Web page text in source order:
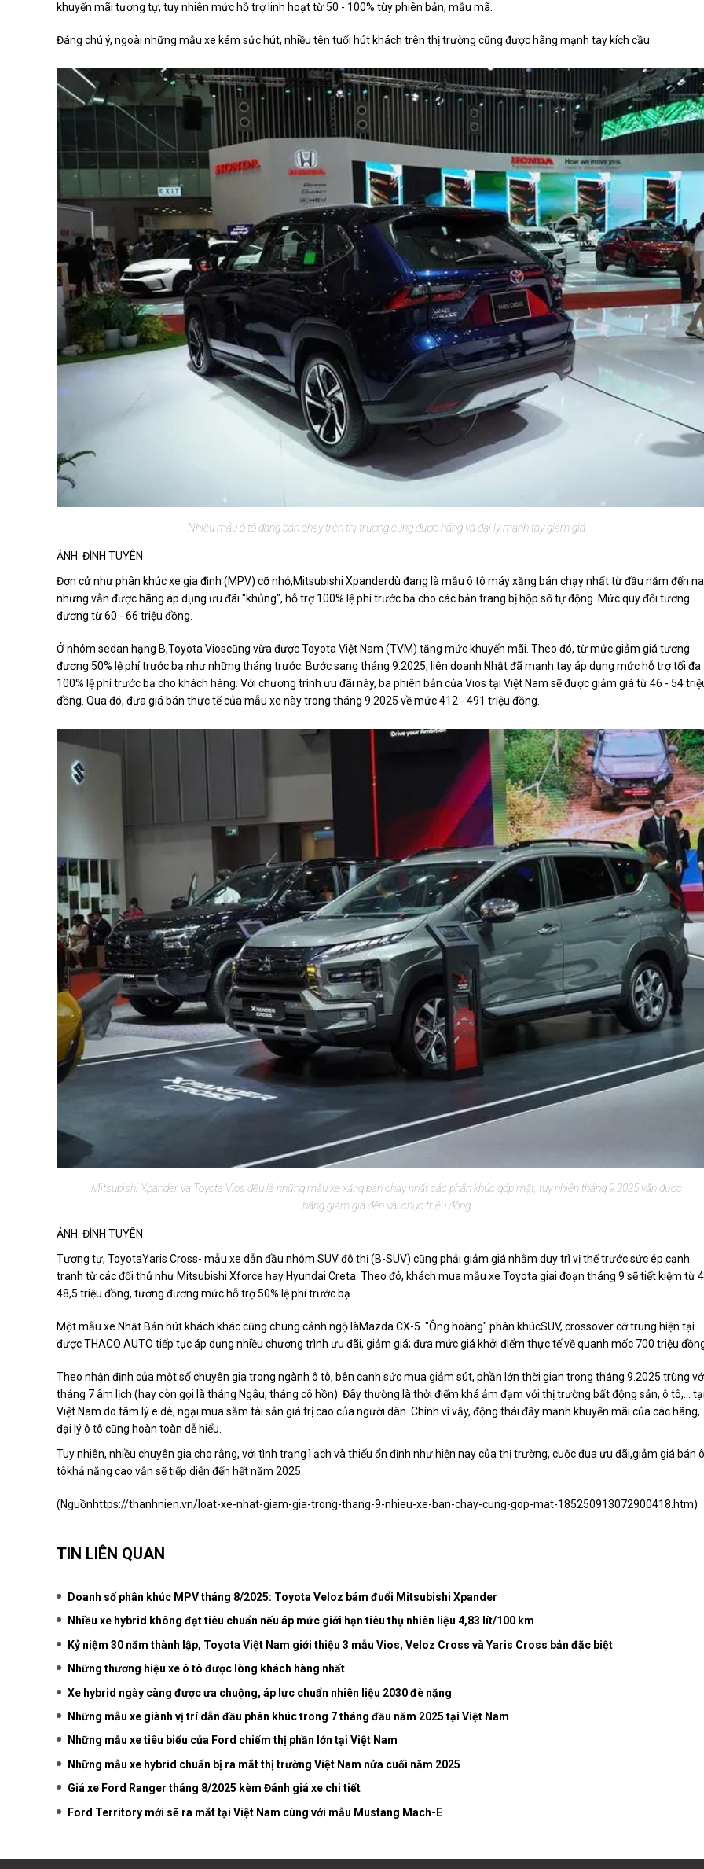
khuyến mãi tương tự, tuy nhiên mức hỗ trợ linh hoạt từ 50 - 100% tùy phiên bản, mẫu mã.
Đáng chú ý, ngoài những mẫu xe kém sức hút, nhiều tên tuổi hút khách trên thị trường cũng được hãng mạnh tay kích cầu.
Nhiều mẫu ô tô đang bán chạy trên thị trường cũng được hãng và đại lý mạnh tay giảm giá
ẢNH: ĐÌNH TUYÊN
Đơn cử như phân khúc xe gia đình (MPV) cỡ nhỏ,Mitsubishi Xpanderdù đang là mẫu ô tô máy xăng bán chạy nhất từ đầu năm đến
nhưng vẫn được hãng áp dụng ưu đãi "khủng", hỗ trợ 100% lệ phí trước bạ cho các bản trang bị hộp số tự động. Mức quy đổi tương
đương từ 60 - 66 triệu đồng.
Ở nhóm sedan hạng B,Toyota Vioscũng vừa được Toyota Việt Nam (TVM) tăng mức khuyến mãi. Theo đó, từ mức giảm giá tương
đương 50% lệ phí trước bạ như những tháng trước. Bước sang tháng 9.2025, liên doanh Nhật đã mạnh tay áp dụng mức hỗ trợ tối đa
100% lệ phí trước bạ cho khách hàng. Với chương trình ưu đãi này, ba phiên bản của Vios tại Việt Nam sẽ được giảm giá từ 46 - 54
đồng. Qua đó, đưa giá bán thực tế của mẫu xe này trong tháng 9.2025 về mức 412 - 491 triệu đồng.
Mitsubishi Xpander và Toyota Vios đều là những mẫu xe xăng bán chạy nhất các phân khúc góp mặt, tuy nhiên tháng 9.2025 vẫn được
hãng giảm giá đến vài chục triệu đồng
ẢNH: ĐÌNH TUYÊN
Tương tự, ToyotaYaris Cross- mẫu xe dẫn đầu nhóm SUV đô thị (B-SUV) cũng phải giảm giá nhằm duy trì vị thế trước sức ép cạnh
tranh từ các đối thủ như Mitsubishi Xforce hay Hyundai Creta. Theo đó, khách mua mẫu xe Toyota giai đoạn tháng 9 sẽ tiết kiệm từ
48,5 triệu đồng, tương đương mức hỗ trợ 50% lệ phí trước bạ.
Một mẫu xe Nhật Bản hút khách khác cũng chung cảnh ngộ làMazda CX-5. "Ông hoàng" phân khúcSUV, crossover cỡ trung hiện tại
được THACO AUTO tiếp tục áp dụng nhiều chương trình ưu đãi, giảm giá; đưa mức giá khởi điểm thực tế về quanh mốc 700 triệu
Theo nhận định của một số chuyên gia trong ngành ô tô, bên cạnh sức mua giảm sút, phần lớn thời gian trong tháng 9.2025 trùng
tháng 7 âm lịch (hay còn gọi là tháng Ngâu, tháng cô hồn). Đây thường là thời điểm khá ảm đạm với thị trường bất động sản, ô tô,…
Việt Nam do tâm lý e dè, ngại mua sắm tài sản giá trị cao của người dân. Chính vì vậy, động thái đẩy mạnh khuyến mãi của các hãng,
đại lý ô tô cũng hoàn toàn dễ hiểu.
Tuy nhiên, nhiều chuyên gia cho rằng, với tình trạng ì ạch và thiếu ổn định như hiện nay của thị trường, cuộc đua ưu đãi,giảm giá bán ô
tôkhả năng cao vẫn sẽ tiếp diễn đến hết năm 2025.
(Nguồnhttps://thanhnien.vn/loat-xe-nhat-giam-gia-trong-thang-9-nhieu-xe-ban-chay-cung-gop-mat-185250913072900418.htm)
TIN LIÊN QUAN
Doanh số phân khúc MPV tháng 8/2025: Toyota Veloz bám đuổi Mitsubishi Xpander
Nhiều xe hybrid không đạt tiêu chuẩn nếu áp mức giới hạn tiêu thụ nhiên liệu 4,83 lít/100 km
Kỷ niệm 30 năm thành lập, Toyota Việt Nam giới thiệu 3 mẫu Vios, Veloz Cross và Yaris Cross bản đặc biệt
Những thương hiệu xe ô tô được lòng khách hàng nhất
Xe hybrid ngày càng được ưa chuộng, áp lực chuẩn nhiên liệu 2030 đè nặng
Những mẫu xe giành vị trí dẫn đầu phân khúc trong 7 tháng đầu năm 2025 tại Việt Nam
Những mẫu xe tiêu biểu của Ford chiếm thị phần lớn tại Việt Nam
Những mẫu xe hybrid chuẩn bị ra mắt thị trường Việt Nam nửa cuối năm 2025
Giá xe Ford Ranger tháng 8/2025 kèm Đánh giá xe chi tiết
Ford Territory mới sẽ ra mắt tại Việt Nam cùng với mẫu Mustang Mach-E